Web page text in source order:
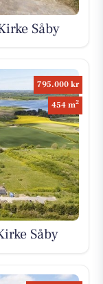
Såby
795.000 kr
454 m2
Såby